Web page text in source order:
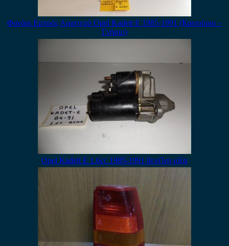
Φανάρι Εμπρός Αριστερό Opel Kadett E 1985-1991 (Καινούριο –
Γνήσιο)
Opel Kadett Ε 1.6cc 1985-1991 βενζίνη μίζα